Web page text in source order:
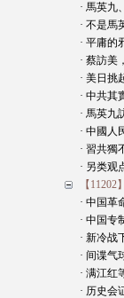
· 馬英九
· 不是馬
· 平庸的
· 蔡訪美
· 美日挑
· 中共其
· 馬英九
· 中國人
· 習共獨
· 另类观
【11202】
· 中国革
· 中国专
· 新冷战
· 间谍气
· 满江红
· 历史会